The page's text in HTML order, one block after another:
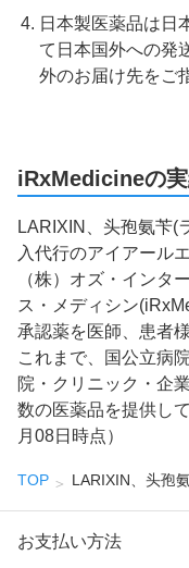
日本製医薬品は日
て日本国外への発
外のお届け先をご
iRxMedicineの
LARIXIN、头孢氨苄(
入代行のアイアール
（株）オズ・インタ
ス・メディシン
承認薬を医師、患者
これまで、国公立病
院・クリニック・企業
数の医薬品を提供し
月08日時点）
TOP LARIXIN、头孢
お支払い方法